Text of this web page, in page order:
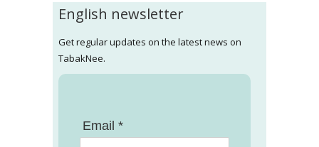
English newsletter
Get regular updates on the latest news on
TabakNee.
Email *